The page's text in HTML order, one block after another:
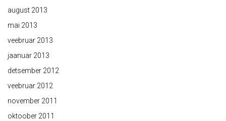
august 2013
mai 2013
veebruar 2013
jaanuar 2013
detsember 2012
veebruar 2012
november 2011
oktoober 2011